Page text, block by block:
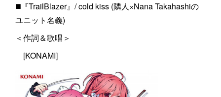
◼️『TrailBlazer』/ cold kiss (隣人×Nana Takahashiの
ユニット名義)
＜作詞＆歌唱＞
[KONAMI]